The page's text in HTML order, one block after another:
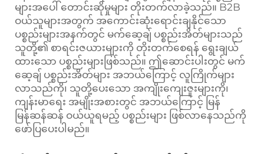
များအပေါ် တောင်းဆိုမှုများ တိုးတက်လာခဲ့သည်။ B2B
ဝယ်သူများအတွက် အကောင်းဆုံးရောင်းချနိုင်သော
ပစ္စည်းများအနက်တွင် မက်ဆေ့ချ် ပစ္စည်းအိတ်များသည်
သူတို့၏ စာရင်းဇယားများကို တိုးတက်စေရန် ရွေးချယ်
ထားသော ပစ္စည်းများဖြစ်သည်။ ဤဆောင်းပါးတွင် မက်
ဆေ့ချ် ပစ္စည်းအိတ်များ အဘယ်ကြောင့် လူကြိုက်များ
လာသည်ကို၊ သူတို့ပေးသော အကျိုးကျေးဇူးများကို၊
ကျန်းမာရေး အမျိုးအစားတွင် အဘယ်ကြောင့် မြန်
မြန်ဆန်ဆန် ဝယ်ယူရမည့် ပစ္စည်းများ ဖြစ်လာနေသည်ကို
ဖော်ပြပေးပါမည်။